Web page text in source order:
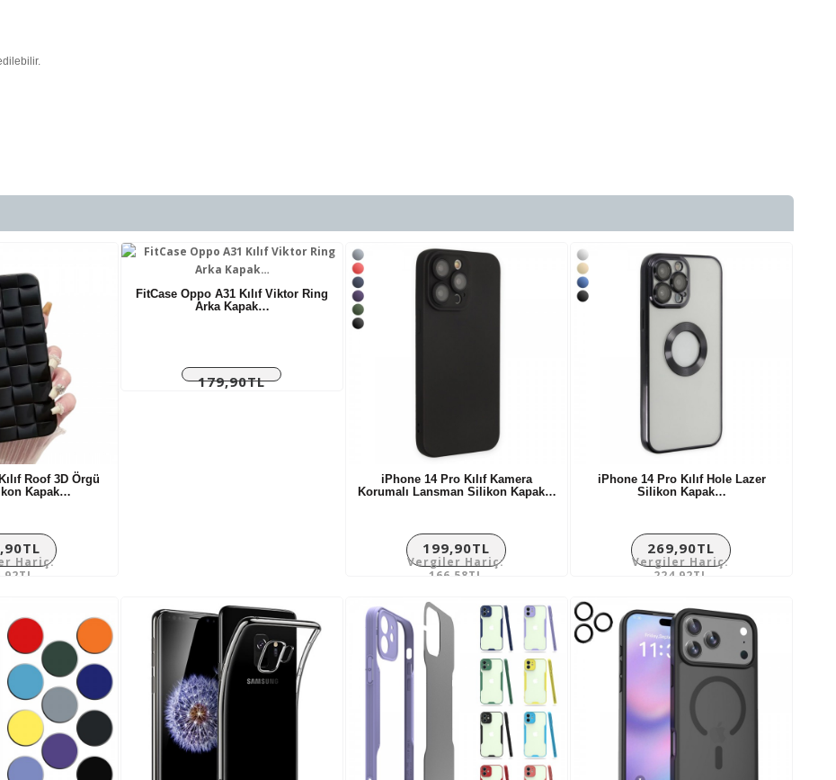
Roof 3D Örgü
Kapak…
Hariç:
FitCase Oppo A31 Kılıf Viktor Ring
Arka Kapak…
179,90TL
iPhone 14 Pro Kılıf Kamera
Korumalı Lansman Silikon Kapak…
199,90TL
Vergiler Hariç:
166,58TL
iPhone 14 Pro Kılıf Hole Lazer
Silikon Kapak…
269,90TL
Vergiler Hariç:
224,92TL